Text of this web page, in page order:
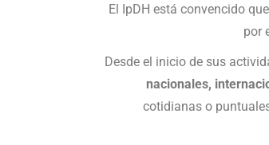
El IpDH está convencido
por
Desde el inicio de sus
nacionales,
cotidianas o